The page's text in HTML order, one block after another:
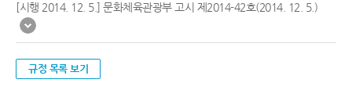
[시행 2014. 12. 5.] 문화체육관광부 고시 제2014-42호(2014. 12. 5.)
규정 목록 보기